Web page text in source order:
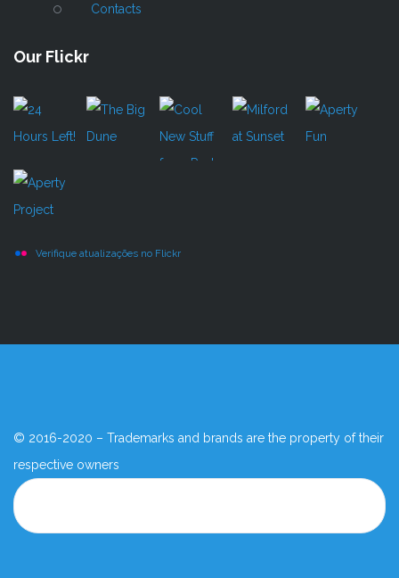
Contacts
Our Flickr
Verifique atualizações no Flickr
© 2016-2020 – Trademarks and brands are the property of their
respective owners